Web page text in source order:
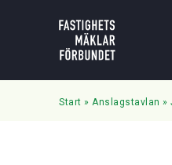
Start » Anslagstavlan »